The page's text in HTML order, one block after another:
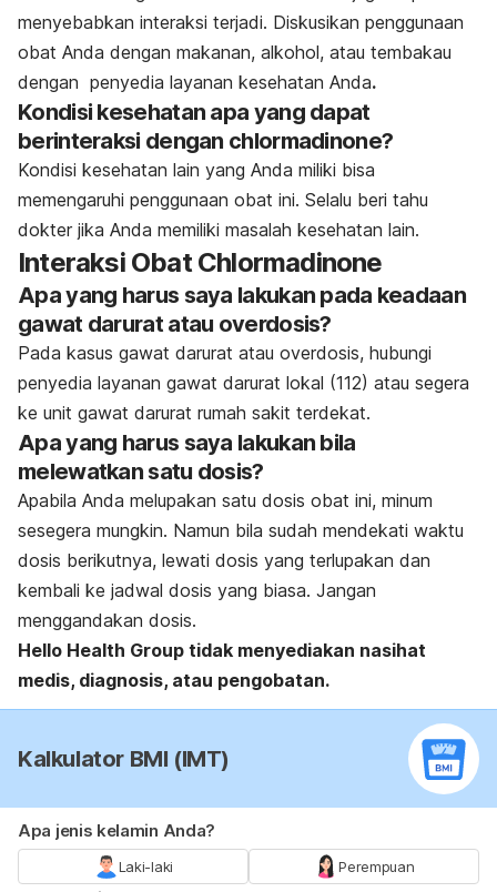
menyebabkan interaksi terjadi. Diskusikan penggunaan
obat Anda dengan makanan, alkohol, atau tembakau
dengan penyedia layanan kesehatan Anda.
Kondisi kesehatan apa yang dapat
berinteraksi dengan chlormadinone?
Kondisi kesehatan lain yang Anda miliki bisa
memengaruhi penggunaan obat ini. Selalu beri tahu
dokter jika Anda memiliki masalah kesehatan lain.
Interaksi Obat Chlormadinone
Apa yang harus saya lakukan pada keadaan
gawat darurat atau overdosis?
Pada kasus gawat darurat atau overdosis, hubungi
penyedia layanan gawat darurat lokal (112) atau segera
ke unit gawat darurat rumah sakit terdekat.
Apa yang harus saya lakukan bila
melewatkan satu dosis?
Apabila Anda melupakan satu dosis obat ini, minum
sesegera mungkin. Namun bila sudah mendekati waktu
dosis berikutnya, lewati dosis yang terlupakan dan
kembali ke jadwal dosis yang biasa. Jangan
menggandakan dosis.
Hello Health Group tidak menyediakan nasihat
medis, diagnosis, atau pengobatan.
Kalkulator BMI (IMT)
Apa jenis kelamin Anda?
Laki-laki Perempuan